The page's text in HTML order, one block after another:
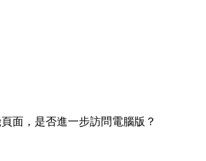
面，是否進一步訪問電腦版？